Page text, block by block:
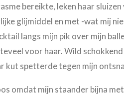
bereikte, leken haar
glijmiddel en met -wat mij
langs mijn pik over mijn
voor haar. Wild
kut spetterde tegen mijn
omdat mijn staander bijna